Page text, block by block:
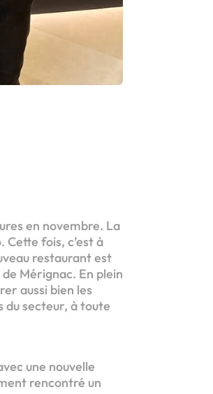
en novembre. La
fois, c’est à
restaurant est
Mérignac. En plein
aussi bien les
du secteur, à toute
une nouvelle
rencontré un